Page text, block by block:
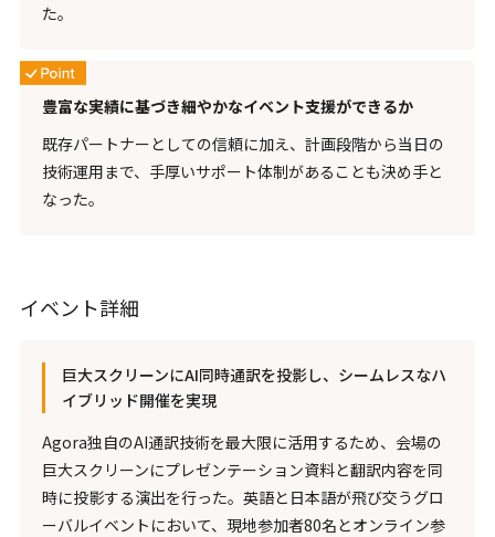
た。
豊富な実績に基づき細やかなイベント支援ができるか
既存パートナーとしての信頼に加え、計画段階から当日の
技術運用まで、手厚いサポート体制があることも決め手と
なった。
イベント詳細
巨大スクリーンにAI同時通訳を投影し、シームレスなハ
イブリッド開催を実現
Agora独自のAI通訳技術を最大限に活用するため、会場の
巨大スクリーンにプレゼンテーション資料と翻訳内容を同
時に投影する演出を行った。英語と日本語が飛び交うグロ
ーバルイベントにおいて、現地参加者80名とオンライン参